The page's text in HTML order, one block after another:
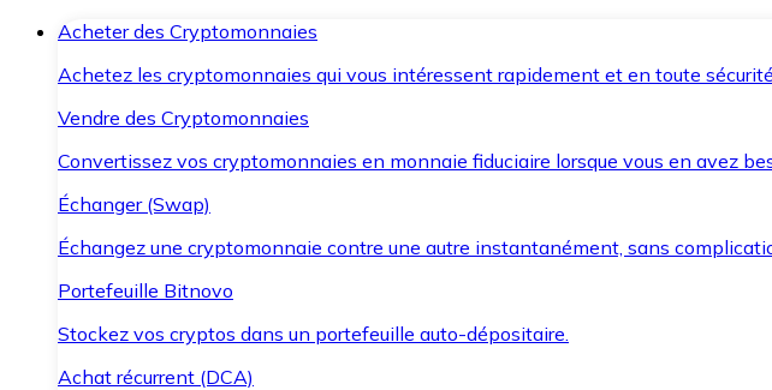
Acheter des Cryptomonnaies
Achetez les cryptomonnaies qui vous intéressent rapidement et en toute
Vendre des Cryptomonnaies
Convertissez vos cryptomonnaies en monnaie fiduciaire lorsque vous en avez
Échanger (Swap)
Échangez une cryptomonnaie contre une autre instantanément, sans
Portefeuille Bitnovo
Stockez vos cryptos dans un portefeuille auto-dépositaire.
Achat récurrent (DCA)